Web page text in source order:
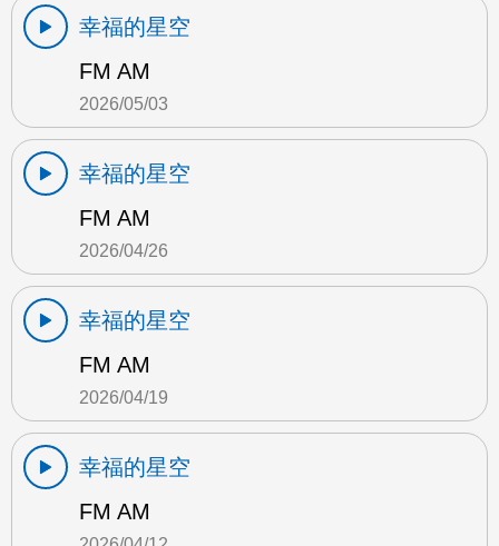
幸福的星空
FM AM
2026/05/03
幸福的星空
FM AM
2026/04/26
幸福的星空
FM AM
2026/04/19
幸福的星空
FM AM